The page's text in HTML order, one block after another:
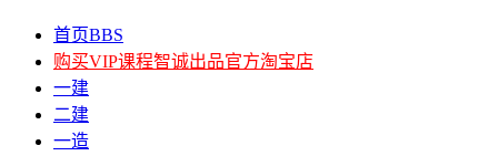
首页BBS
购买VIP课程智诚出品官方淘宝店
一建
二建
一造